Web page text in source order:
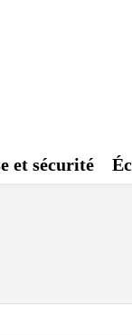
et sécurité